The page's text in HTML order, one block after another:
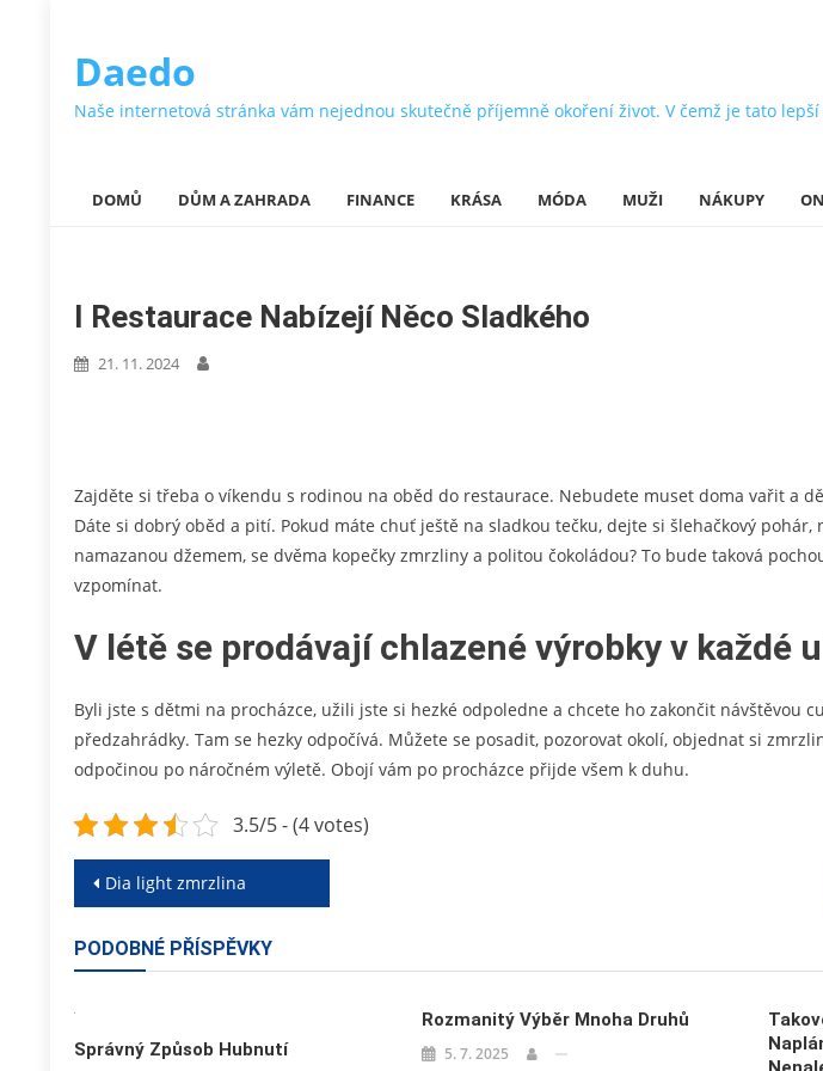
Daedo
Naše internetová stránka vám nejednou skutečně příjemně okoření život. V čemž je tato lepší
DOMŮ DŮM A ZAHRADA FINANCE KRÁSA MÓDA MUŽI NÁKUPY
I Restaurace Nabízejí Něco Sladkého
21. 11. 2024
Zajděte si třeba o víkendu s rodinou na oběd do restaurace. Nebudete muset doma vařit a
Dáte si dobrý oběd a pití. Pokud máte chuť ještě na sladkou tečku, dejte si šlehačkový
namazanou džemem, se dvěma kopečky zmrzliny a politou čokoládou? To bude taková
vzpomínat.
V létě se prodávají chlazené výrobky v každé
Byli jste s dětmi na procházce, užili jste si hezké odpoledne a chcete ho zakončit návštěvou
předzahrádky. Tam se hezky odpočívá. Můžete se posadit, pozorovat okolí, objednat si
odpočinou po náročném výletě. Obojí vám po procházce přijde všem k duhu.
3.5/5 - (4 votes)
Navigace
příspěvek
Dia light zmrzlina
PODOBNÉ PŘÍSPĚVKY
Správný Způsob Hubnutí
Rozmanitý Výběr Mnoha Druhů
5. 7. 2025